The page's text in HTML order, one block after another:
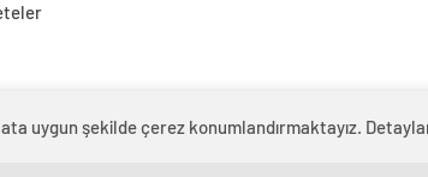
uygun şekilde çerez konumlandırmaktayız.